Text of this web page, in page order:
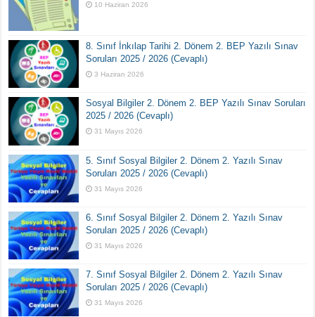
10 Haziran 2026
8. Sınıf İnkılap Tarihi 2. Dönem 2. BEP Yazılı Sınav
Soruları 2025 / 2026 (Cevaplı)
3 Haziran 2026
Sosyal Bilgiler 2. Dönem 2. BEP Yazılı Sınav Soruları
2025 / 2026 (Cevaplı)
31 Mayıs 2026
5. Sınıf Sosyal Bilgiler 2. Dönem 2. Yazılı Sınav
Soruları 2025 / 2026 (Cevaplı)
31 Mayıs 2026
6. Sınıf Sosyal Bilgiler 2. Dönem 2. Yazılı Sınav
Soruları 2025 / 2026 (Cevaplı)
31 Mayıs 2026
7. Sınıf Sosyal Bilgiler 2. Dönem 2. Yazılı Sınav
Soruları 2025 / 2026 (Cevaplı)
31 Mayıs 2026